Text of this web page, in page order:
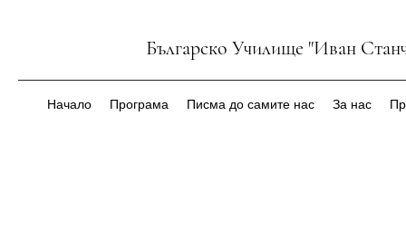
Българско Училище "Иван
Начало Програма Писма до самите нас За нас